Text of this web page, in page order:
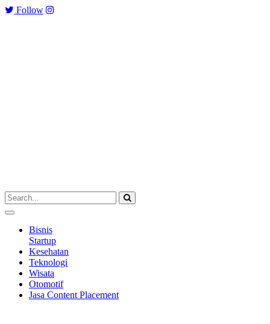
Follow
Bisnis
Startup
Kesehatan
Teknologi
Wisata
Otomotif
Jasa Content Placement